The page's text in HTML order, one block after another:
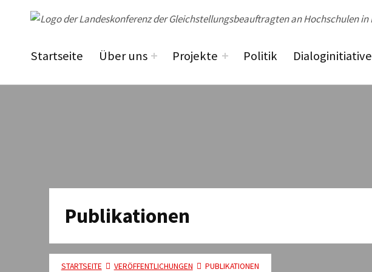
lakog niedersachsen
Startseite Über uns Projekte Politik Dialoginitiative
Publikationen
STARTSEITE VERÖFFENTLICHUNGEN PUBLIKATIONEN